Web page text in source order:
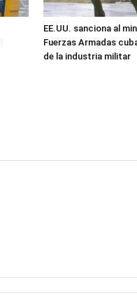
EE.UU. sanciona al
Fuerzas Armadas
de la industria militar